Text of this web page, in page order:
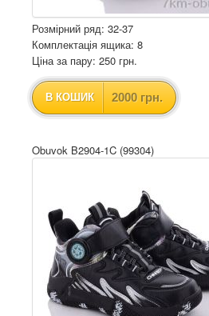
Розмірний ряд: 32-37
Комплектація ящика: 8
Ціна за пару: 250 грн.
В КОШИК 2000 грн.
Obuvok B2904-1C (99304)